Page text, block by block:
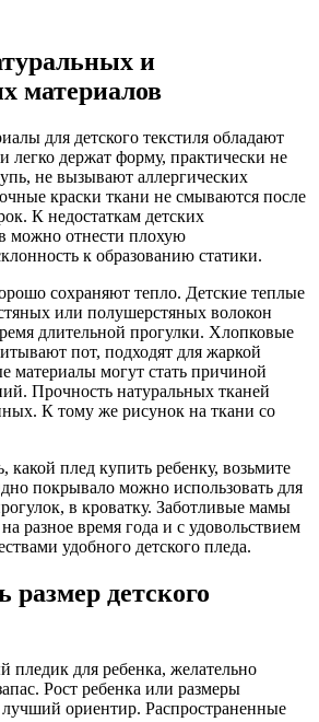
и
материалов
для детского текстиля обладают
легко держат форму, практически не
не вызывают аллергических
краски ткани не смываются после
К недостаткам детских
можно отнести плохую
к образованию статики.
сохраняют тепло. Детские теплые
или полушерстяных волокон
длительной прогулки. Хлопковые
пот, подходят для жаркой
материалы могут стать причиной
Прочность натуральных тканей
К тому же рисунок на ткани со
какой плед купить ребенку, возьмите
покрывало можно использовать для
в кроватку. Заботливые мамы
разное время года и с удовольствием
удобного детского пледа.
размер детского
пледик для ребенка, желательно
Рост ребенка или размеры
лучший ориентир. Распространенные